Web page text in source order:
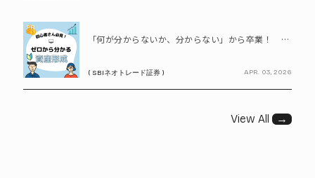
PR
「何が分からないか、分からない」から卒業！ SBIネオトレード証券で学ぶ、はじめての資産形成
( SBIネオトレード証券 ) APR. 03, 2026
View All →